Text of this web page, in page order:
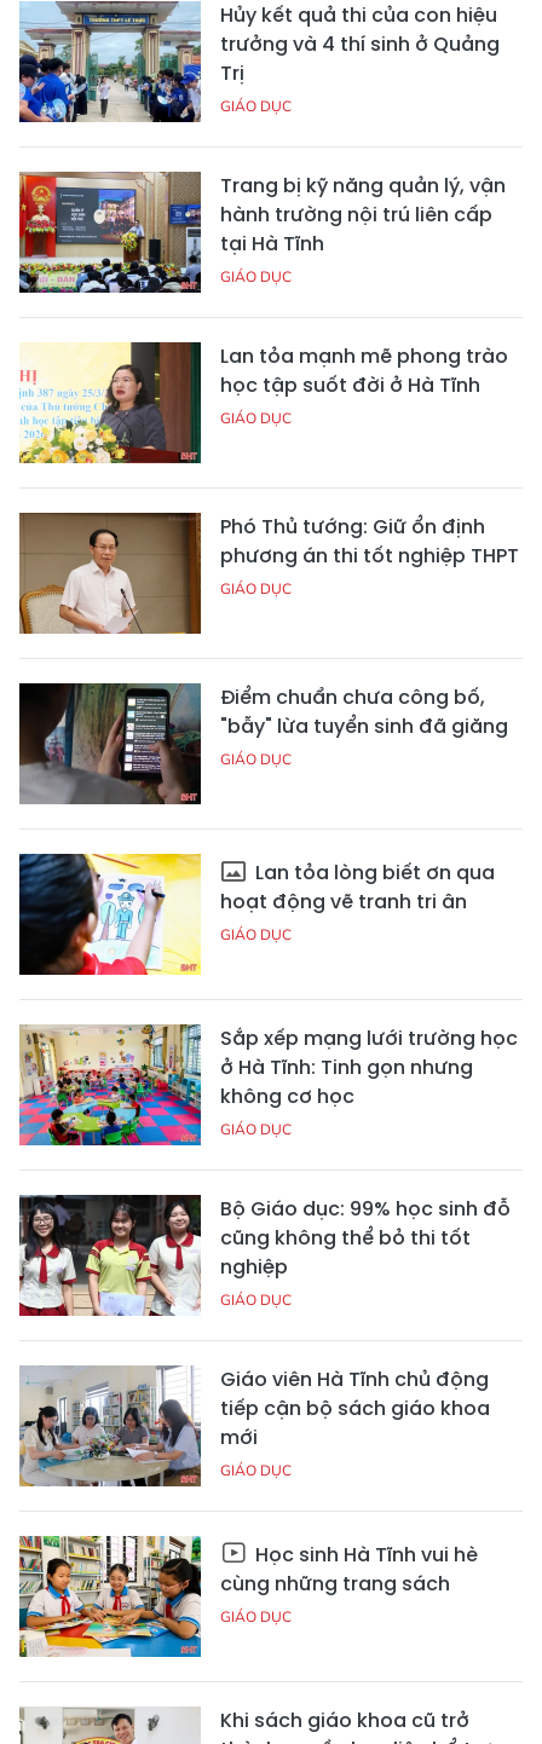
Hủy kết quả thi của con hiệu
trưởng và 4 thí sinh ở Quảng
Trị
GIÁO DỤC
Trang bị kỹ năng quản lý, vận
hành trường nội trú liên cấp
tại Hà Tĩnh
GIÁO DỤC
Lan tỏa mạnh mẽ phong trào
học tập suốt đời ở Hà Tĩnh
GIÁO DỤC
Phó Thủ tướng: Giữ ổn định
phương án thi tốt nghiệp THPT
GIÁO DỤC
Điểm chuẩn chưa công bố,
"bẫy" lừa tuyển sinh đã giăng
GIÁO DỤC
Lan tỏa lòng biết ơn qua
hoạt động vẽ tranh tri ân
GIÁO DỤC
Sắp xếp mạng lưới trường học
ở Hà Tĩnh: Tinh gọn nhưng
không cơ học
GIÁO DỤC
Bộ Giáo dục: 99% học sinh đỗ
cũng không thể bỏ thi tốt
nghiệp
GIÁO DỤC
Giáo viên Hà Tĩnh chủ động
tiếp cận bộ sách giáo khoa
mới
GIÁO DỤC
Học sinh Hà Tĩnh vui hè
cùng những trang sách
GIÁO DỤC
Khi sách giáo khoa cũ trở